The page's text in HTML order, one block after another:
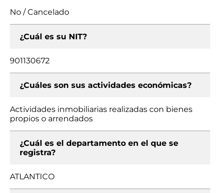
No / Cancelado
¿Cuál es su NIT?
901130672
¿Cuáles son sus actividades económicas?
Actividades inmobiliarias realizadas con bienes
propios o arrendados
¿Cuál es el departamento en el que se
registra?
ATLANTICO